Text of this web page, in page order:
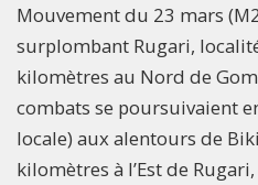
Mouvement du 23 mars
surplombant Rugari,
kilomètres au Nord de
combats se poursuivaient
locale) aux alentours de
kilomètres à l’Est de